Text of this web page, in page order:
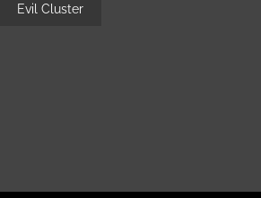
Evil Cluster